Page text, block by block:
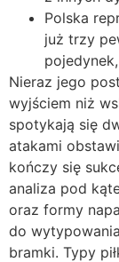
Polska
już trzy
Nieraz jego
wyjściem niż
spotykają się
atakami
kończy się
analiza pod
oraz formy
do
bramki. Typy